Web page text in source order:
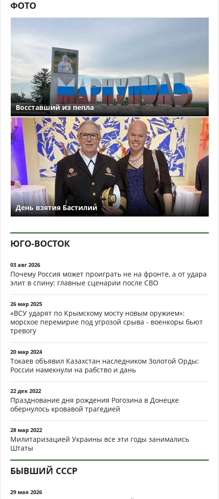
ФОТО
Восставший из пепла
День взятия Бастилии
ЮГО-ВОСТОК
03 авг 2026
Почему Россия может проиграть не на фронте, а от удара
элит в спину: главные сценарии после СВО
26 мар 2025
«ВСУ ударят по Крымскому мосту новым оружием»:
морское перемирие под угрозой срыва - военкоры бьют
тревогу
20 мар 2024
Токаев объявил Казахстан наследником Золотой Орды:
России намекнули на рабство и дань
22 дек 2022
Празднование дня рождения Рогозина в Донецке
обернулось кровавой трагедией
28 мар 2022
Милитаризацией Украины все эти годы занимались
Штаты
БЫВШИЙ СССР
29 мая 2026